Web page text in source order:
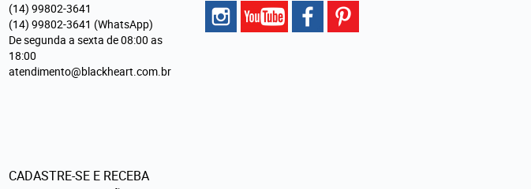
(14) 99802-3641
(14) 99802-3641 (WhatsApp)
De segunda a sexta de 08:00 as
18:00
atendimento@blackheart.com.br
CADASTRE-SE E RECEBA